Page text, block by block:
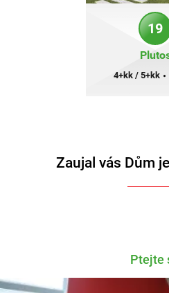
19
4+kk / 5+kk •
Zaujal vás Dům
Ptejte